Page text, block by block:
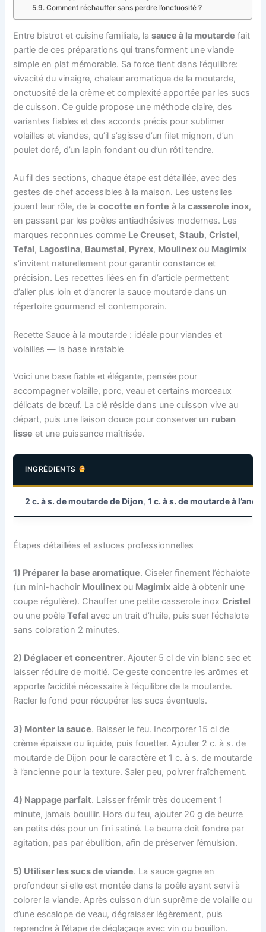
Comment réchauffer sans perdre l’onctuosité ?
Entre bistrot et cuisine familiale, lasauce à la moutarde fait
partie de ces préparations qui transforment une viande
simple en plat mémorable. Sa force tient dans l’équilibre:
vivacité du vinaigre, chaleur aromatique de la moutarde,
onctuosité de la crème et complexité apportée par les sucs
de cuisson. Ce guide propose une méthode claire, des
variantes fiables et des accords précis pour sublimer
volailles et viandes, qu’il s’agisse d’un filet mignon, d’un
poulet doré, d’un lapin fondant ou d’un rôti tendre.
Au fil des sections, chaque étape est détaillée, avec des
gestes de chef accessibles à la maison. Les ustensiles
jouent leur rôle, de lacocotte en fonte à lacasserole inox,
en passant par les poêles antiadhésives modernes. Les
marques reconnues comme Le Creuset,Staub,Cristel,
Tefal, Lagostina, Baumstal, Pyrex, Moulinex ou Magimix
s’invitent naturellement pour garantir constance et
précision. Les recettes liées en fin d’article permettent
d’aller plus loin et d’ancrer la sauce moutarde dans un
répertoire gourmand et contemporain.
Recette Sauce à la moutarde : idéale pour viandes et
volailles — la base inratable
Voici une base fiable et élégante, pensée pour
accompagner volaille, porc, veau et certains morceaux
délicats de bœuf. La clé réside dans une cuisson vive au
départ, puis une liaison douce pour conserver un ruban
lisse et une puissance maîtrisée.
INGRÉDIENTS
2 c. à s. de moutarde de Dijon,1 c. à s. de moutarde à
Étapes détaillées et astuces professionnelles
1) Préparer la base aromatique. Ciseler finement l’échalote
(un mini-hachoir Moulinex ou Magimix aide à obtenir une
coupe régulière). Chauffer une petite casserole inoxCristel
ou une poêleTefal avec un trait d’huile, puis suer l’échalote
sans coloration 2 minutes.
2) Déglacer et concentrer. Ajouter 5 cl de vin blanc sec et
laisser réduire de moitié. Ce geste concentre les arômes et
apporte l’acidité nécessaire à l’équilibre de la moutarde.
Racler le fond pour récupérer les sucs éventuels.
3) Monter la sauce. Baisser le feu. Incorporer 15 cl de
crème épaisse ou liquide, puis fouetter. Ajouter 2 c. à s. de
moutarde de Dijon pour le caractère et 1 c. à s. de moutarde
à l’ancienne pour la texture. Saler peu, poivrer fraîchement.
4) Nappage parfait. Laisser frémir très doucement 1
minute, jamais bouillir. Hors du feu, ajouter 20 g de beurre
en petits dés pour un fini satiné. Le beurre doit fondre par
agitation, pas par ébullition, afin de préserver l’émulsion.
5) Utiliser les sucs de viande. La sauce gagne en
profondeur si elle est montée dans la poêle ayant servi à
colorer la viande. Après cuisson d’un suprême de volaille ou
d’une escalope de veau, dégraisser légèrement, puis
reprendre à l’étape de déglaçage avec vin ou bouillon.